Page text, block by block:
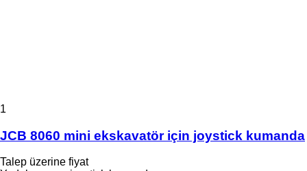
1
JCB 8060 mini ekskavatör için joystick kumanda
Talep üzerine fiyat